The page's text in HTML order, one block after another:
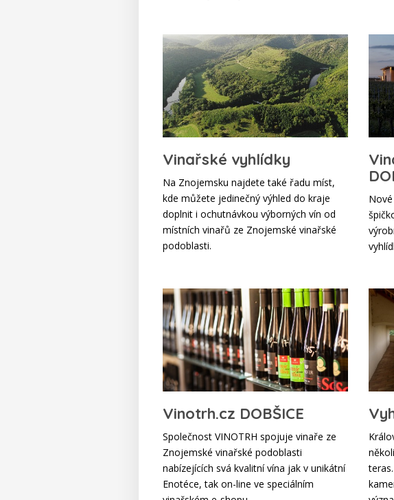
Vinařské vyhlídky
Na Znojemsku najdete také řadu míst,
kde můžete jedinečný výhled do kraje
doplnit i ochutnávkou výborných vín od
místních vinařů ze Znojemské vinařské
podoblasti.
Vinotrh.cz DOBŠICE
Společnost VINOTRH spojuje vinaře ze
Znojemské vinařské podoblasti
nabízejících svá kvalitní vína jak v unikátní
Enotéce, tak on-line ve speciálním